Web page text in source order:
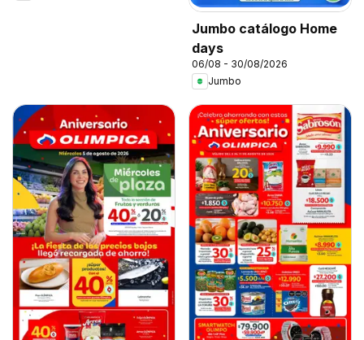
Jumbo catálogo Home
days
06/08 - 30/08/2026
Jumbo